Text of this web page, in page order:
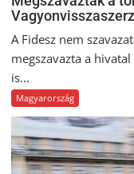
A Fidesz nem
megszavazta a
is...
Magyarország